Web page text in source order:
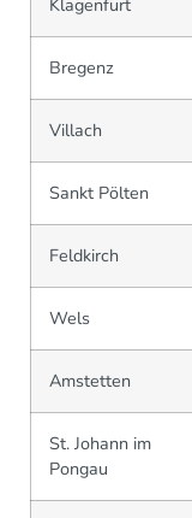
Klagenfurt
Bregenz
Villach
Sankt Pölten
Feldkirch
Wels
Amstetten
St. Johann im
Pongau